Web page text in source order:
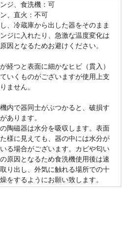
ジ、食洗機：可
、直火：不可
、冷蔵庫から出した器をそのまま
ジに入れたり、急激な温度変化は
因となるためお避けください。
経つと表面に細かなヒビ（貫入）
いくものがございますが使用上支
ません。
内で器同士がぶつかると、破損す
あります。
陶磁器は水分を吸収します。表面
た様に見えても、器の中には水分が
る場合がございます。カビや匂い
原因となるため食洗機使用後は速
り出し、外気に触れる場所での十
をするようにお願い致します。